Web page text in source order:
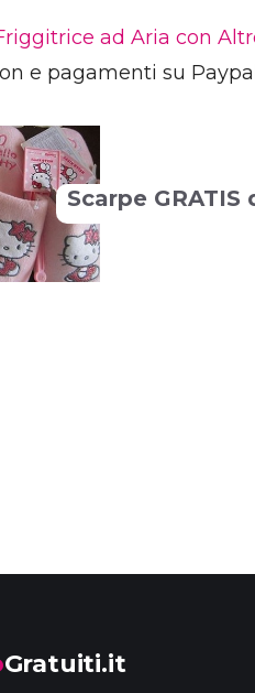
ad Aria con
e pagamenti su
Scarpe GRATIS
Gratuiti.it